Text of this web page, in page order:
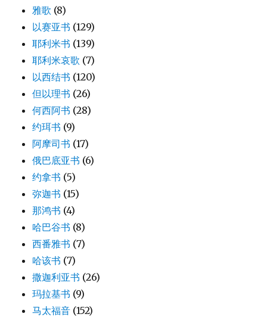
雅歌 (8)
以赛亚书 (129)
耶利米书 (139)
耶利米哀歌 (7)
以西结书 (120)
但以理书 (26)
何西阿书 (28)
约珥书 (9)
阿摩司书 (17)
俄巴底亚书 (6)
约拿书 (5)
弥迦书 (15)
那鸿书 (4)
哈巴谷书 (8)
西番雅书 (7)
哈该书 (7)
撒迦利亚书 (26)
玛拉基书 (9)
马太福音 (152)